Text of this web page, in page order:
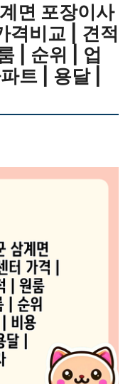
면 포장이사
격비교 | 견적
| 순위 | 업
트 | 용달 |